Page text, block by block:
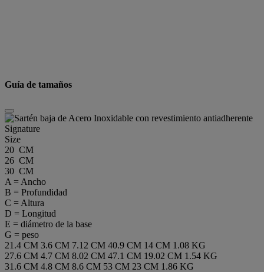
Guía de tamaños
Size
20 CM
26 CM
30 CM
A = Ancho
B = Profundidad
C = Altura
D = Longitud
E = diámetro de la base
G = peso
21.4 CM 3.6 CM 7.12 CM 40.9 CM 14 CM 1.08 KG
27.6 CM 4.7 CM 8.02 CM 47.1 CM 19.02 CM 1.54 KG
31.6 CM 4.8 CM 8.6 CM 53 CM 23 CM 1.86 KG